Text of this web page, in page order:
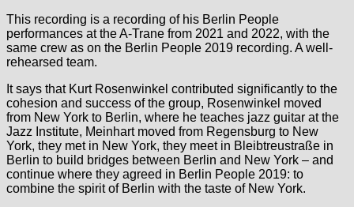
This recording is a recording of his Berlin People
performances at the A-Trane from 2021 and 2022, with the
same crew as on the Berlin People 2019 recording. A well-
rehearsed team.
It says that Kurt Rosenwinkel contributed significantly to the
cohesion and success of the group, Rosenwinkel moved
from New York to Berlin, where he teaches jazz guitar at the
Jazz Institute, Meinhart moved from Regensburg to New
York, they met in New York, they meet in Bleibtreustraße in
Berlin to build bridges between Berlin and New York – and
continue where they agreed in Berlin People 2019: to
combine the spirit of Berlin with the taste of New York.